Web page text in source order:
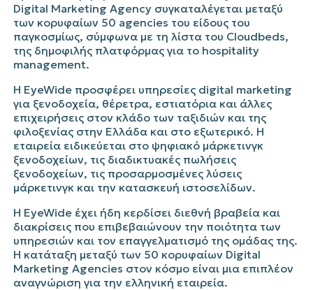
Digital Marketing Agency συγκαταλέγεται μεταξύ
των κορυφαίων 50 agencies του είδους του
παγκοσμίως, σύμφωνα με τη λίστα του Cloudbeds,
της δημοφιλής πλατφόρμας για το hospitality
management.
Η EyeWideπροσφέρει υπηρεσίες digital marketing
για ξενοδοχεία, θέρετρα, εστιατόρια και άλλες
επιχειρήσεις στον κλάδο των ταξιδιών και της
φιλοξενίας στην Ελλάδα και στο εξωτερικό. Η
εταιρεία ειδικεύεται στο ψηφιακό μάρκετινγκ
ξενοδοχείων, τις διαδικτυακές πωλήσεις
ξενοδοχείων, τις προσαρμοσμένες λύσεις
μάρκετινγκ και την κατασκευή ιστοσελίδων.
Η EyeWideέχει ήδη κερδίσει διεθνή βραβεία και
διακρίσεις που επιβεβαιώνουν την ποιότητα των
υπηρεσιών και τον επαγγελματισμό της ομάδας της.
Η κατάταξη μεταξύ των 50 κορυφαίων Digital
Marketing Agencies στον κόσμο είναι μια επιπλέον
αναγνώριση για την ελληνική εταιρεία.